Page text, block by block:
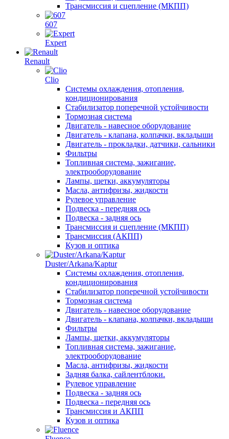
Трансмиссия и сцепление (МКПП)
607
Expert
Renault
Clio
Системы охлаждения, отопления,
кондиционирования
Стабилизатор поперечной устойчивости
Тормозная система
Двигатель - навесное оборудование
Двигатель - клапана, колпачки, вкладыши
Двигатель - прокладки, датчики, сальники
Фильтры
Топливная система, зажигание,
электрооборудование
Лампы, щетки, аккумуляторы
Масла, антифризы, жидкости
Рулевое управление
Подвеска - передняя ось
Подвеска - задняя ось
Трансмиссия и сцепление (МКПП)
Трансмиссия (АКПП)
Кузов и оптика
Duster/Arkana/Kaptur
Системы охлаждения, отопления,
кондиционирования
Стабилизатор поперечной устойчивости
Тормозная система
Двигатель - навесное оборудование
Двигатель - клапана, колпачки, вкладыши
Фильтры
Лампы, щетки, аккумуляторы
Топливная система, зажигание,
электрооборудование
Масла, антифризы, жидкости
Задняя балка, сайлентблоки.
Рулевое управление
Подвеска - задняя ось
Подвеска - передняя ось
Трансмиссия и АКПП
Кузов и оптика